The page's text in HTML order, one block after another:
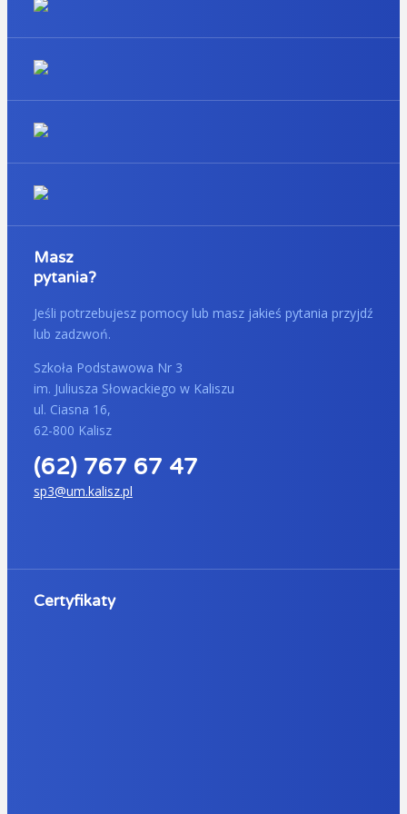
Masz
pytania?
Jeśli potrzebujesz pomocy lub masz jakieś pytania przyjdź
lub zadzwoń.
Szkoła Podstawowa Nr 3
im. Juliusza Słowackiego w Kaliszu
ul. Ciasna 16,
62-800 Kalisz
(62) 767 67 47
sp3@um.kalisz.pl
Certyfikaty